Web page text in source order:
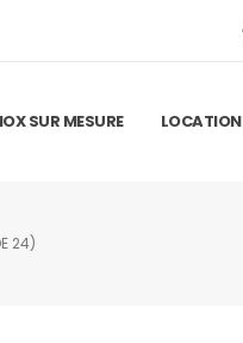
SUR MESURE LOCATION
24)